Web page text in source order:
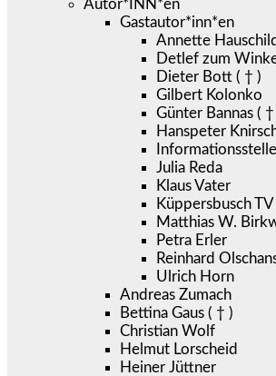
Autor*INN*en
Gastautor*inn*en
Annette Hauschild
Detlef zum
Dieter Bott ( † )
Gilbert Kolonko
Günter Bannas ( †
Hanspeter
Julia Reda
Klaus Vater
Küppersbusch TV
Matthias W.
Petra Erler
Reinhard
Ulrich Horn
Andreas Zumach
Bettina Gaus ( † )
Christian Wolf
Helmut Lorscheid
Heiner Jüttner